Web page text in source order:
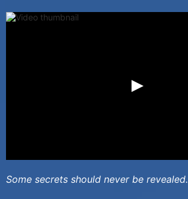
Some secrets should never be revealed.